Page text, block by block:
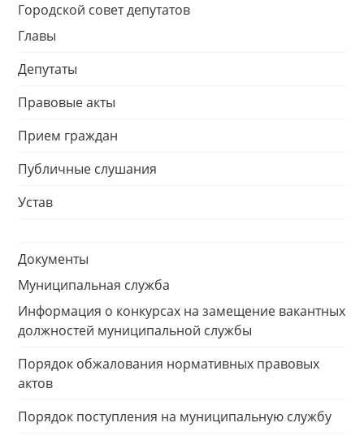
Городской совет депутатов
Главы
Депутаты
Правовые акты
Прием граждан
Публичные слушания
Устав
Документы
Муниципальная служба
Информация о конкурсах на замещение вакантных
должностей муниципальной службы
Порядок обжалования нормативных правовых
актов
Порядок поступления на муниципальную службу